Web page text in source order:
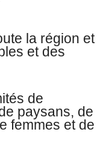
la région et
et des
de
paysans, de
femmes et de